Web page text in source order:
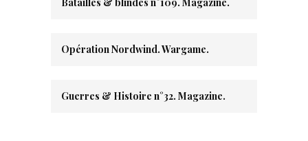
Opération Nordwind. Wargame.
Guerres & Histoire n°32. Magazine.